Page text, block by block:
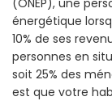
(ONEP), une
énergétique
10% de ses
personnes en
soit 25% des
est que votre